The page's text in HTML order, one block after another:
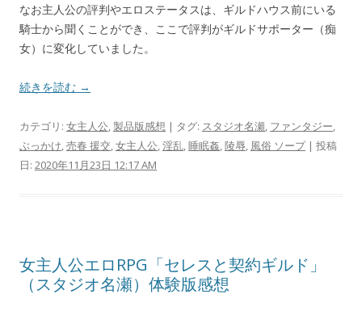
なお主人公の評判やエロステータスは、ギルドハウス前にいる
騎士から聞くことができ、ここで評判がギルドサポーター（痴
女）に変化していました。
続きを読む →
カテゴリ: 女主人公,製品版感想 | タグ: スタジオ名瀬, ファンタジー,
ぶっかけ,売春 援交,女主人公,淫乱,睡眠姦,陵辱, 風俗 ソープ| 投稿
日: 2020年11月23日 12:17 AM
女主人公エロRPG「セレスと契約ギルド」
（スタジオ名瀬）体験版感想